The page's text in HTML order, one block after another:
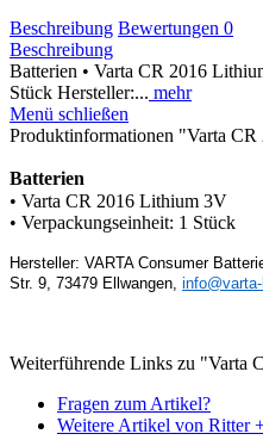
Beschreibung Bewertungen 0
Beschreibung
Batterien • Varta CR 2016
Stück Hersteller:... mehr
Menü schließen
Produktinformationen "Varta
Batterien
• Varta CR 2016 Lithium 3V
• Verpackungseinheit: 1 Stück
Hersteller: VARTA Consumer
Str. 9, 73479 Ellwangen,
Weiterführende Links zu "Varta
Fragen zum Artikel?
Weitere Artikel von Ritter